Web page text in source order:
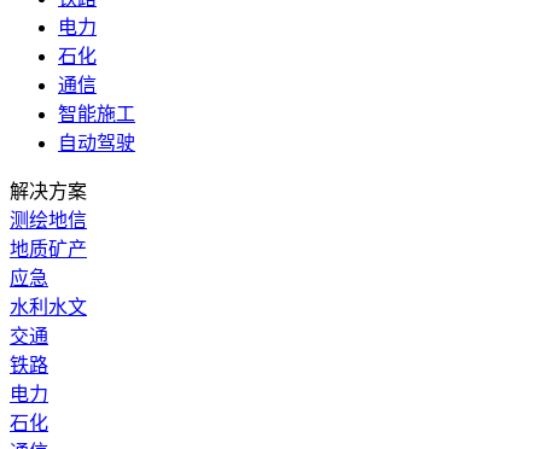
电力
石化
通信
智能施工
自动驾驶
解决方案
测绘地信
地质矿产
应急
水利水文
交通
铁路
电力
石化